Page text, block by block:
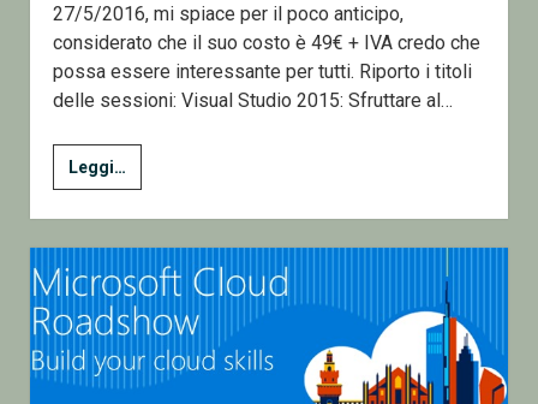
27/5/2016, mi spiace per il poco anticipo,
considerato che il suo costo è 49€ + IVA credo che
possa essere interessante per tutti. Riporto i titoli
delle sessioni: Visual Studio 2015: Sfruttare al…
Leggi…Focus
Day
On
Developer
Tools
–
By
Overnet